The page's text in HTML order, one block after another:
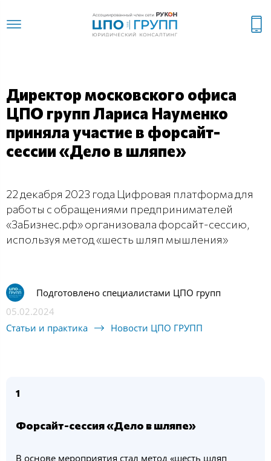
Директор московского офиса
ЦПО групп Лариса Науменко
приняла участие в форсайт-
сессии «Дело в шляпе»
22 декабря 2023 года Цифровая платформа для
работы с обращениями предпринимателей
«ЗаБизнес.рф» организовала форсайт-сессию,
используя метод «шесть шляп мышления»
Подготовлено специалистами ЦПО групп
05.02.2024
Статьи и практика
Новости ЦПО ГРУПП
1
Форсайт-сессия «Дело в шляпе»
В основе мероприятия стал метод «шесть шляп